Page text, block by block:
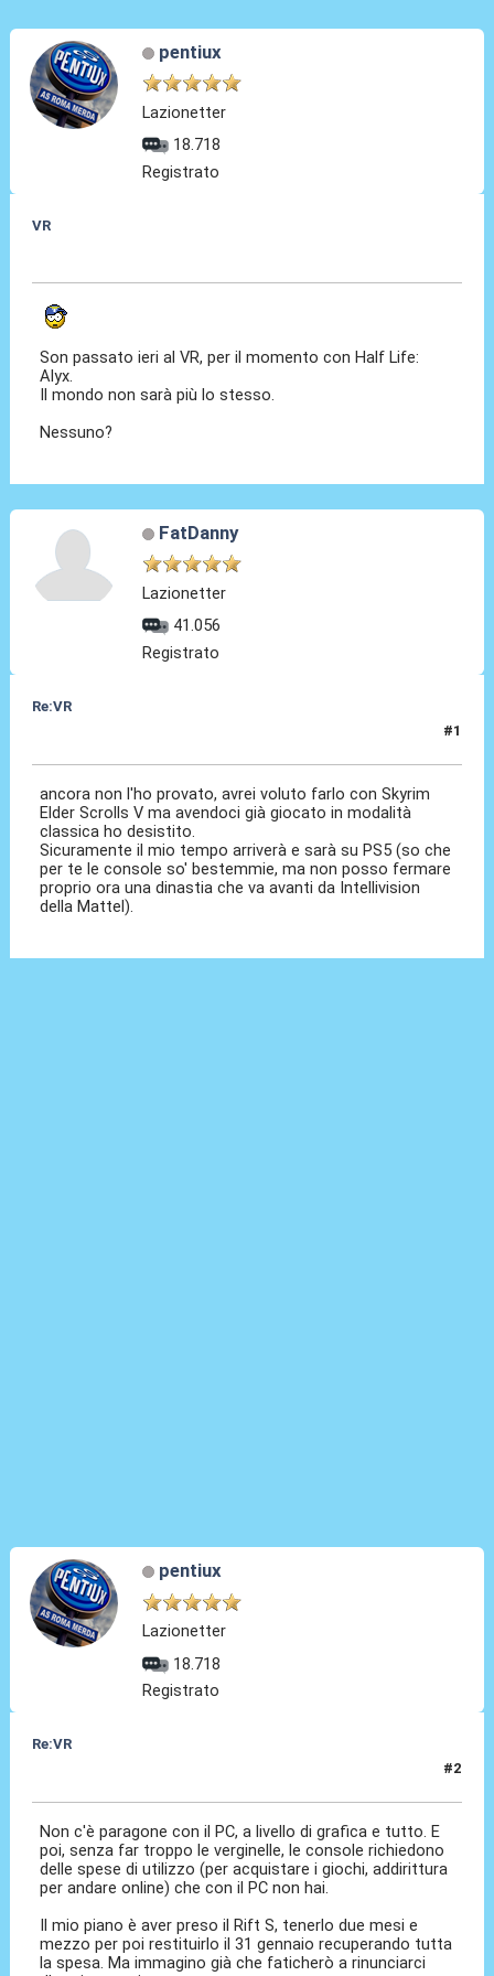
pentiux
Lazionetter
18.718
Registrato
VR
Son passato ieri al VR, per il momento con Half Life:
Alyx.
Il mondo non sarà più lo stesso.
Nessuno?
FatDanny
Lazionetter
41.056
Registrato
Re:VR
#1
ancora non l'ho provato, avrei voluto farlo con Skyrim
Elder Scrolls V ma avendoci già giocato in modalità
classica ho desistito.
Sicuramente il mio tempo arriverà e sarà su PS5 (so che
per te le console so' bestemmie, ma non posso fermare
proprio ora una dinastia che va avanti da Intellivision
della Mattel).
pentiux
Lazionetter
18.718
Registrato
Re:VR
#2
Non c'è paragone con il PC, a livello di grafica e tutto. E
poi, senza far troppo le verginelle, le console richiedono
delle spese di utilizzo (per acquistare i giochi, addirittura
per andare online) che con il PC non hai.
Il mio piano è aver preso il Rift S, tenerlo due mesi e
mezzo per poi restituirlo il 31 gennaio recuperando tutta
la spesa. Ma immagino già che faticherò a rinunciarci